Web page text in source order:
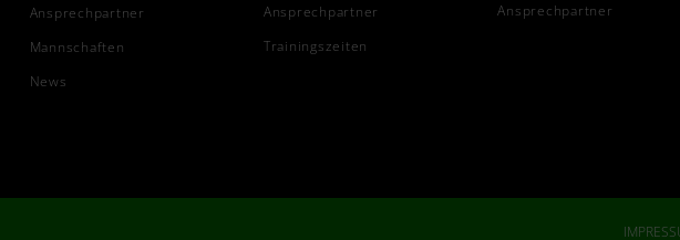
Ansprechpartner
Mannschaften
News
Ansprechpartner
Trainingszeiten
Ansprechpartner